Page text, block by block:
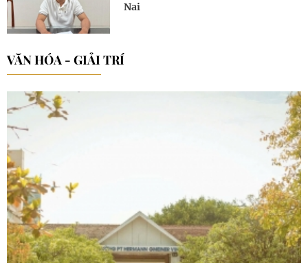
Nai
VĂN HÓA - GIẢI TRÍ